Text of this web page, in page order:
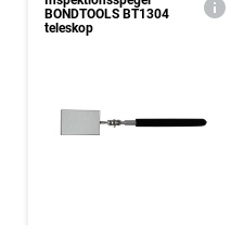
BONDTOOLS BT1304
teleskop